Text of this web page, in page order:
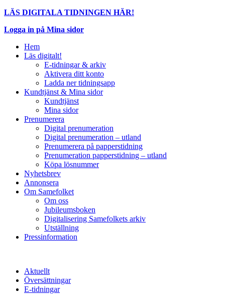
LÄS DIGITALA TIDNINGEN HÄR!
Logga in på Mina sidor
Hem
Läs digitalt!
E-tidningar & arkiv
Aktivera ditt konto
Ladda ner tidningsapp
Kundtjänst & Mina sidor
Kundtjänst
Mina sidor
Prenumerera
Digital prenumeration
Digital prenumeration – utland
Prenumerera på papperstidning
Prenumeration papperstidning – utland
Köpa lösnummer
Nyhetsbrev
Annonsera
Om Samefolket
Om oss
Jubileumsboken
Digitalisering Samefolkets arkiv
Utställning
Pressinformation
Aktuellt
Översättningar
E-tidningar